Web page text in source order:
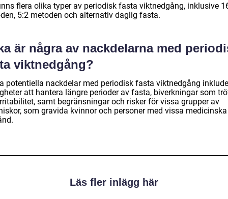
flera olika typer av periodisk fasta viktnedgång, inklusive
5:2 metoden och alternativ daglig fasta.
är några av nackdelarna med
viktnedgång?
potentiella nackdelar med periodisk fasta viktnedgång
att hantera längre perioder av fasta, biverkningar som
samt begränsningar och risker för vissa grupper av
som gravida kvinnor och personer med vissa medicinska
Läs fler inlägg här